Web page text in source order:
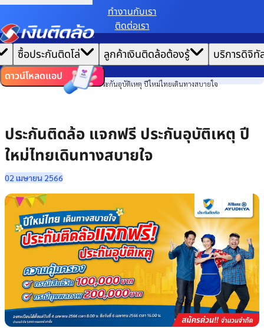
ทํางานกับเรา
ติดต่อเรา
|
ไทย EN
ซื้อประกันติดโล่ ลูกค้าเงินติดล้อต้องรู้ บริการดิจิทั
ดาวน์โหลดแอป
หน้าแรก
ข่าวสาร
รางวัลและความสำเร็จ
ประกันติดล้อ แจกฟรี ประกันอุบัติเหตุ ปีใหม่ไทยเดินทางสบายใจ
ประกันติดล้อ แจกฟรี ประกันอุบัติเหตุ ปี
ใหม่ไทยเดินทางสบายใจ
02 เมษายน 2566
เราขอเก็บข้อมูลตาม นโยบายการใช้คุกกี้ เพื่อมอบประสบการณ์การใช้งานเว็บไซต์ที่ดีที่สุดให้
คุณ
ตั้งค่าคุกกี้ ยอมรับคุกกี้ทั้งหมด